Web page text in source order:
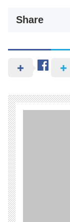
Share